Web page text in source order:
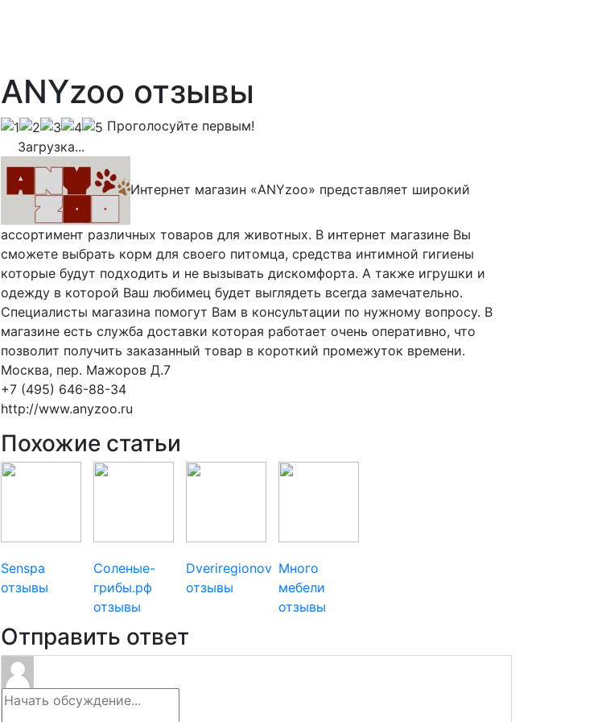
ANYzoo отзывы
Проголосуйте первым!
Загрузка...
Интернет магазин «ANYzoo» представляет широкий
ассортимент различных товаров для животных. В интернет магазине Вы
сможете выбрать корм для своего питомца, средства интимной гигиены
которые будут подходить и не вызывать дискомфорта. А также игрушки и
одежду в которой Ваш любимец будет выглядеть всегда замечательно.
Специалисты магазина помогут Вам в консультации по нужному вопросу. В
магазине есть служба доставки которая работает очень оперативно, что
позволит получить заказанный товар в короткий промежуток времени.
Москва, пер. Мажоров Д.7
+7 (495) 646-88-34
http://www.anyzoo.ru
Похожие статьи
Senspa
отзывы
Соленые-
грибы.рф
отзывы
Dveriregionov
отзывы
Много
мебели
отзывы
Отправить ответ